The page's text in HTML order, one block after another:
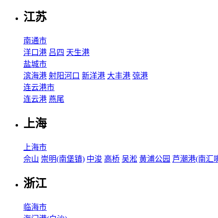
江苏
南通市
洋口港 吕四 天生港
盐城市
滨海港 射阳河口 新洋港 大丰港 弶港
连云港市
连云港 燕尾
上海
上海市
佘山 崇明(南堡镇) 中浚 高桥 吴淞 黄浦公园 芦潮港(南汇
浙江
临海市